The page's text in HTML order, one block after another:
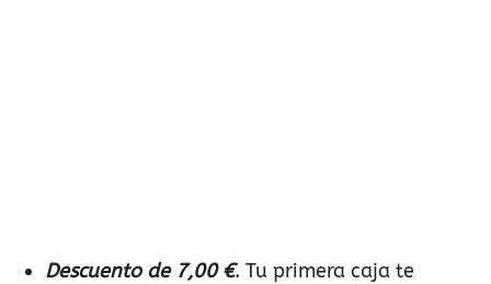
Descuento de 7,00 €. Tu primera caja te